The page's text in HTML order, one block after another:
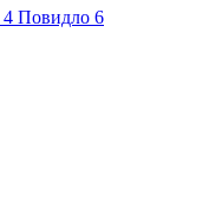
4 Повидло 6